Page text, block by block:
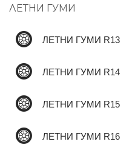
ЛЕТНИ ГУМИ
ЛЕТНИ ГУМИ R13
ЛЕТНИ ГУМИ R14
ЛЕТНИ ГУМИ R15
ЛЕТНИ ГУМИ R16